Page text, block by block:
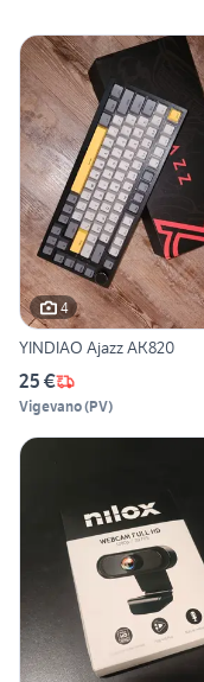
4
YINDIAO Ajazz AK820
25 €
Vigevano(PV)